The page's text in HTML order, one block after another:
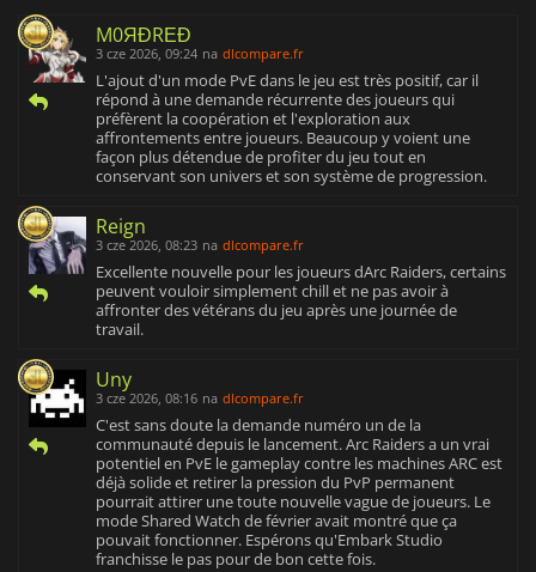
M0ЯĐRΕĐ
3 cze 2026, 09:24 na dlcompare.fr
L'ajout d'un mode PvE dans le jeu est très positif, car il
répond à une demande récurrente des joueurs qui
préfèrent la coopération et l'exploration aux
affrontements entre joueurs. Beaucoup y voient une
façon plus détendue de profiter du jeu tout en
conservant son univers et son système de progression.
Reign
3 cze 2026, 08:23 na dlcompare.fr
Excellente nouvelle pour les joueurs dArc Raiders, certains
peuvent vouloir simplement chill et ne pas avoir à
affronter des vétérans du jeu après une journée de
travail.
Uny
3 cze 2026, 08:16 na dlcompare.fr
C'est sans doute la demande numéro un de la
communauté depuis le lancement. Arc Raiders a un vrai
potentiel en PvE le gameplay contre les machines ARC est
déjà solide et retirer la pression du PvP permanent
pourrait attirer une toute nouvelle vague de joueurs. Le
mode Shared Watch de février avait montré que ça
pouvait fonctionner. Espérons qu'Embark Studio
franchisse le pas pour de bon cette fois.